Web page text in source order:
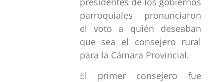
parroquiales pronunciaron
el voto a quién deseaban
que sea el consejero rural
para la Cámara Provincial.
El primer consejero fue